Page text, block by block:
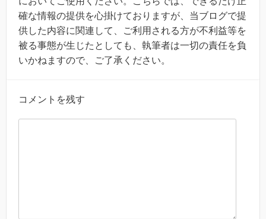
確な情報の提供を心掛けておりますが、当ブログで提
供した内容に関連して、ご利用される方が不利益等を
被る事態が生じたとしても、執筆者は一切の責任を負
いかねますので、ご了承ください。
コメントを残す